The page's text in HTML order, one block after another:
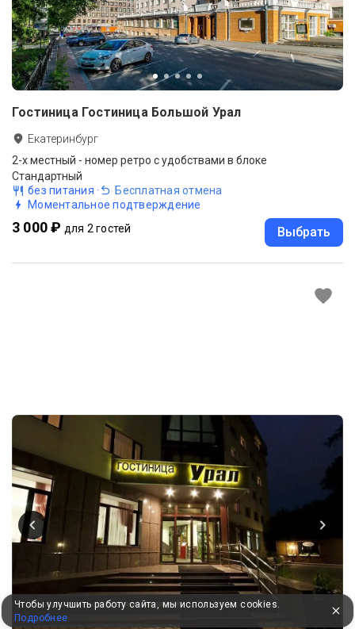
Гостиница Гостиница Большой Урал
Екатеринбург
2-x местный - номер ретро с удобствами в блоке
Стандартный
без питания ·
Бесплатная отмена
Моментальное подтверждение
3 000 ₽ для 2 гостей Выбрать
Чтобы улучшить работу сайта, мы используем cookies.
Подробнее